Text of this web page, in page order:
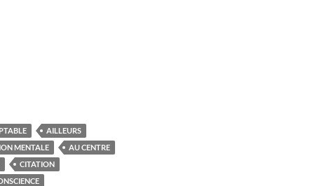
AILLEURS
MENTALE
AU CENTRE
CITATION